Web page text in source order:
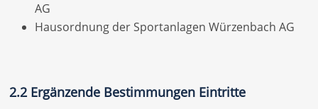
AG
Hausordnung der Sportanlagen Würzenbach AG
2.2 Ergänzende Bestimmungen Eintritte